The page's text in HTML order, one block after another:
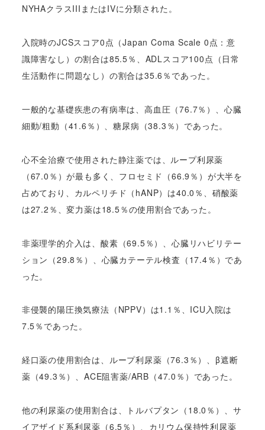
NYHAクラスIIIまたはIVに分類された。
入院時のJCSスコア0点（Japan Coma Scale 0点：意
識障害なし）の割合は85.5％、ADLスコア100点（日常
生活動作に問題なし）の割合は35.6％であった。
一般的な基礎疾患の有病率は、高血圧（76.7％）、心臓
細動/粗動（41.6％）、糖尿病（38.3％）であった。
心不全治療で使用された静注薬では、ループ利尿薬
（67.0％）が最も多く、フロセミド（66.9％）が大半を
占めており、カルペリチド（hANP）は40.0％、硝酸薬
は27.2％、変力薬は18.5％の使用割合であった。
非薬理学的介入は、酸素（69.5％）、心臓リハビリテー
ション（29.8％）、心臓カテーテル検査（17.4％）であ
った。
非侵襲的陽圧換気療法（NPPV）は1.1％、ICU入院は
7.5％であった。
経口薬の使用割合は、ループ利尿薬（76.3％）、β遮断
薬（49.3％）、ACE阻害薬/ARB（47.0％）であった。
他の利尿薬の使用割合は、トルバプタン（18.0％）、サ
イアザイド系利尿薬（6.5％）、カリウム保持性利尿薬